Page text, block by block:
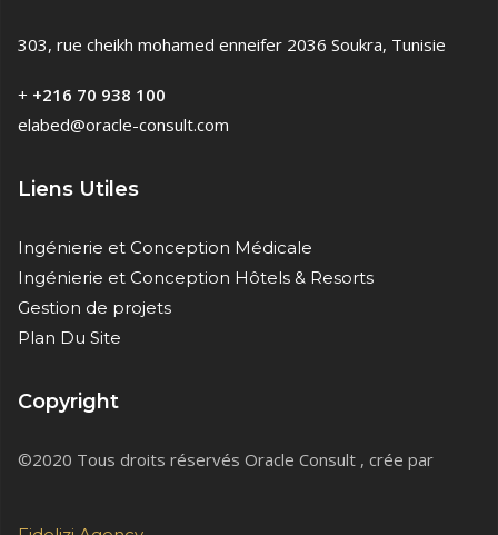
303, rue cheikh mohamed enneifer 2036 Soukra, Tunisie
+ +216 70 938 100
elabed@oracle-consult.com
Liens Utiles
Ingénierie et Conception Médicale
Ingénierie et Conception Hôtels & Resorts
Gestion de projets
Plan Du Site
Copyright
©2020 Tous droits réservés Oracle Consult , crée par